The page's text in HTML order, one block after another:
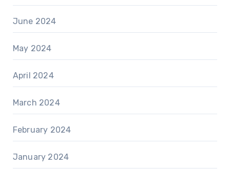
June 2024
May 2024
April 2024
March 2024
February 2024
January 2024